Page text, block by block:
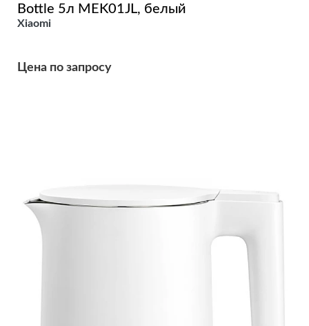
Bottle 5л MEK01JL, белый
Xiaomi
Цена по запросу